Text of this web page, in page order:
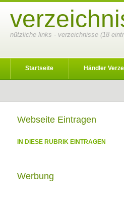
nützliche links - verzeichnisse (18
Startseite Händler
Webseite Eintragen
IN DIESE RUBRIK EINTRAGEN
Werbung